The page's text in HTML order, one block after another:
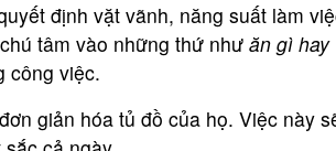
định vặt vãnh, năng suất làm
tâm vào những thứ như ăn gì hay
công việc.
giản hóa tủ đồ của họ. Việc này